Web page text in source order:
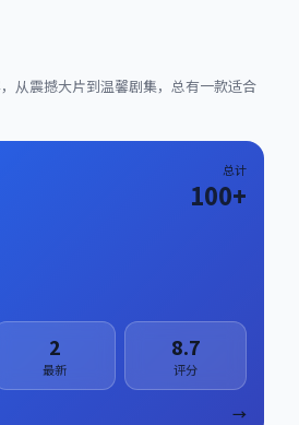
从震撼大片到温馨剧集，总有一款适合
总计
100+
2
最新
8.7
评分
→